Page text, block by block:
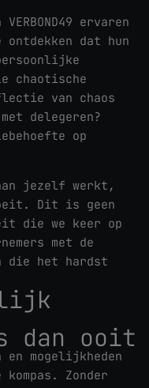
ervaren
ontdekken dat hun
chaotische
van chaos
delegeren?
op
jezelf werkt,
Dit is geen
die we keer op
met de
die het hardst
dan ooit
mogelijkheden
Zonder